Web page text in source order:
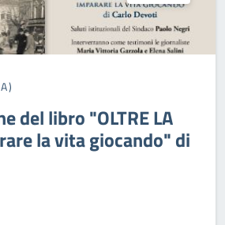
del libro "OLTRE LA
la vita giocando" di
LIBRO "OLTRE LA RETE - IMPARARE